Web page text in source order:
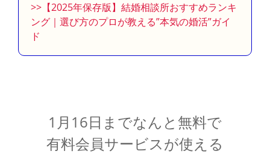
>>【2025年保存版】結婚相談所おすすめランキ
ング｜選び方のプロが教える”本気の婚活”ガイ
ド
1月16日までなんと無料で
有料会員サービスが使える